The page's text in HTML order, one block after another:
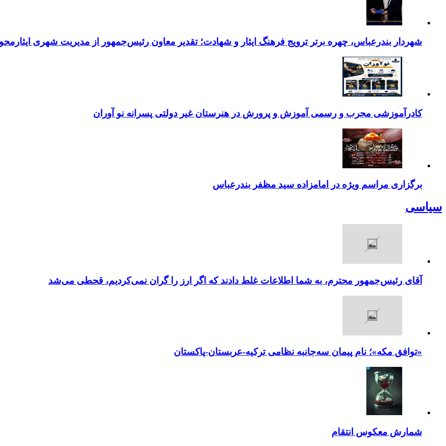
شهردار بندرعباس، چهره برتر ترویج فرهنگ ایثار و شهادت؛ تقدیر معاون رئیس‌جمهور از مدیریت شهری
کادرآموزشی مجرب و رسمی آموزش و پرورش در هنرستان غیر دولتی پسرانه نو آوران
برگزاری مراسم ویژه در امامزاده سید مظفر بندرعباس
سیاسی
آقای رئیس‌جمهور محترم، به شما اطلاعات غلط دادند که اگر ارز را گران نمی‌کردیم، قحطی می‌شد
«توافق مکه»؛ نام پیمان سه‌جانبه نظامی ترکیه-عربستان-پاکستان
شمارش معکوس انتقام